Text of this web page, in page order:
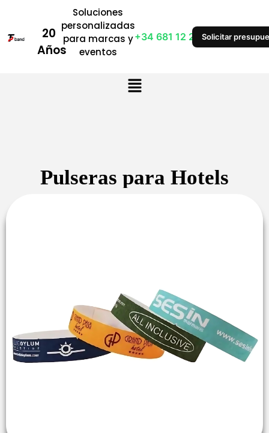
20
Años
Soluciones
personalizadas
para marcas y
eventos
+34 681 12 28 53Solicitar
Pulseras para Hotels